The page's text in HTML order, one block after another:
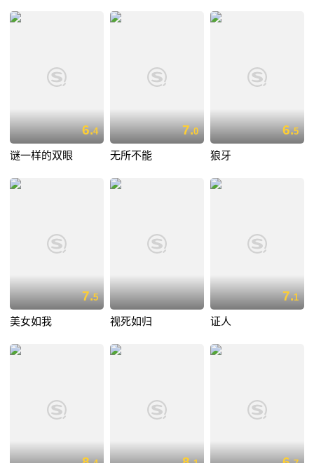
6.4
谜一样的双眼
7.0
无所不能
6.5
狼牙
7.5
美女如我 视死如归
7.1
证人